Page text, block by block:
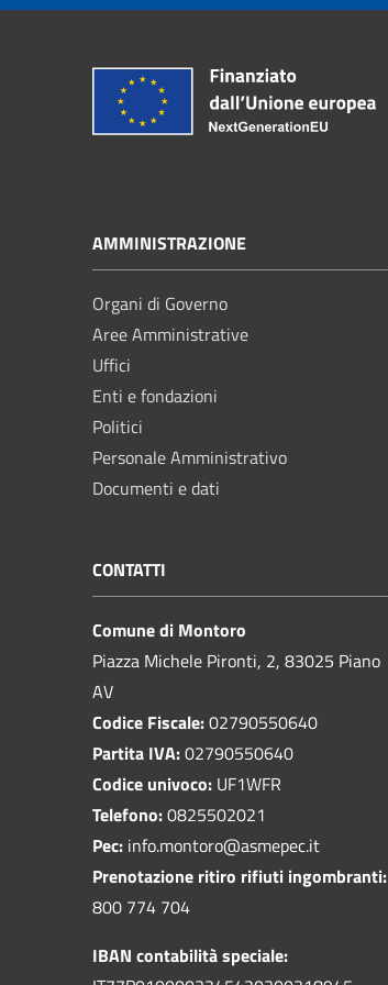
AMMINISTRAZIONE
Organi di Governo
Aree Amministrative
Uffici
Enti e fondazioni
Politici
Personale Amministrativo
Documenti e dati
CONTATTI
Comune di Montoro
Piazza Michele Pironti, 2, 83025 Piano
AV
Codice Fiscale:02790550640
Partita IVA:02790550640
Codice univoco: UF1WFR
Telefono:0825502021
Pec: info.montoro@asmepec.it
Prenotazione ritiro rifiuti ingombranti:
800 774 704
IBAN contabilità speciale: